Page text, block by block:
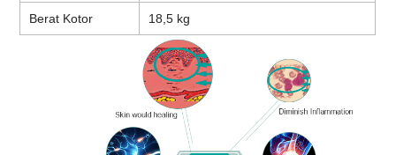
Berat Kotor 18,5 kg